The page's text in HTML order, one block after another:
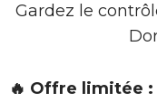
Gardez le
🔥 Offre limitée